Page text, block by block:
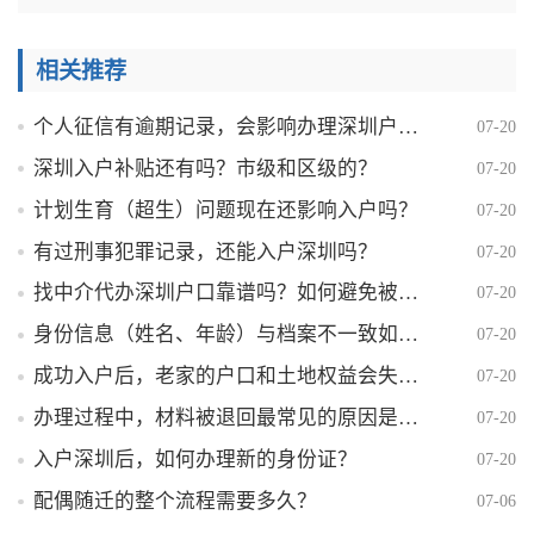
相关推荐
个人征信有逾期记录，会影响办理深圳户口吗？ 07-20
深圳入户补贴还有吗？市级和区级的？ 07-20
计划生育（超生）问题现在还影响入户吗？ 07-20
有过刑事犯罪记录，还能入户深圳吗？ 07-20
找中介代办深圳户口靠谱吗？如何避免被骗？ 07-20
身份信息（姓名、年龄）与档案不一致如何解决？ 07-20
成功入户后，老家的户口和土地权益会失去吗？ 07-20
办理过程中，材料被退回最常见的原因是什么？ 07-20
入户深圳后，如何办理新的身份证？ 07-20
配偶随迁的整个流程需要多久？ 07-06